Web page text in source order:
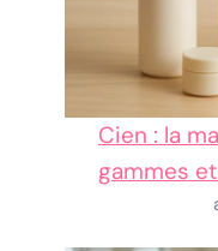
Cien : la
gammes